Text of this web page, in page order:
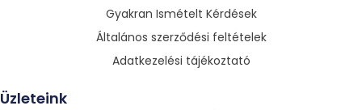
Gyakran Ismételt Kérdések
Általános szerződési feltételek
Adatkezelési tájékoztató
Üzleteink